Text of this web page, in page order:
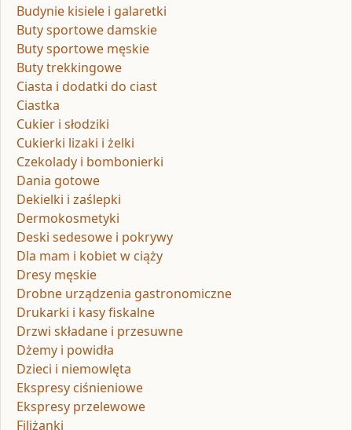
Budynie kisiele i galaretki
Buty sportowe damskie
Buty sportowe męskie
Buty trekkingowe
Ciasta i dodatki do ciast
Ciastka
Cukier i słodziki
Cukierki lizaki i żelki
Czekolady i bombonierki
Dania gotowe
Dekielki i zaślepki
Dermokosmetyki
Deski sedesowe i pokrywy
Dla mam i kobiet w ciąży
Dresy męskie
Drobne urządzenia gastronomiczne
Drukarki i kasy fiskalne
Drzwi składane i przesuwne
Dżemy i powidła
Dzieci i niemowlęta
Ekspresy ciśnieniowe
Ekspresy przelewowe
Filiżanki